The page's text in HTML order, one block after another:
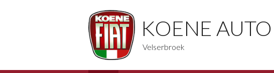
KOENE AUTO
Velserbroek